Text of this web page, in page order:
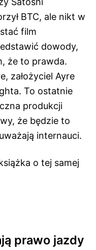
BTC, ale nikt w
film
dowody,
że to prawda.
założyciel Ayre
To ostatnie
produkcji
że będzie to
internauci.
o tej samej
prawo jazdy